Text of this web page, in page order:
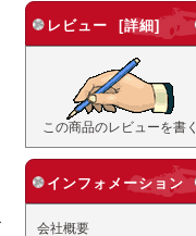
レビュー [詳細]
この商品のレビューを書く
インフォメーション
会社概要